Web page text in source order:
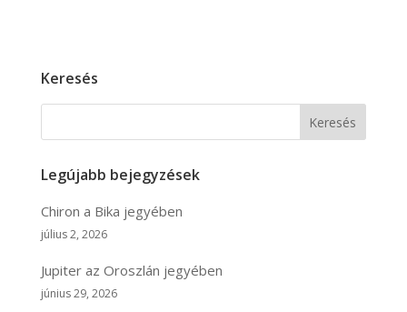
Keresés
Keresés
Legújabb bejegyzések
Chiron a Bika jegyében
július 2, 2026
Jupiter az Oroszlán jegyében
június 29, 2026